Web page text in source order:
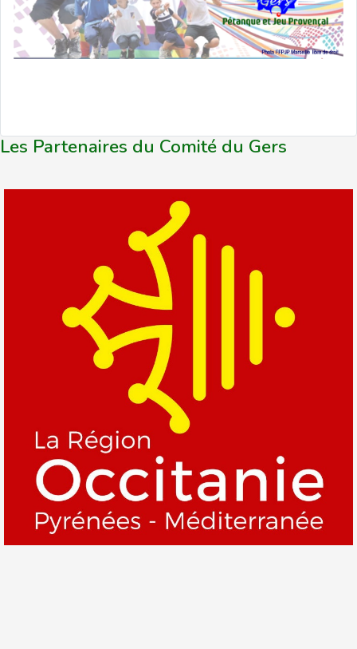
Les Partenaires du Comité du Gers